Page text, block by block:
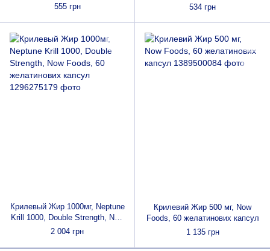
Omega 3-6-9, Mason Natural,
555 грн
Natural Factors, 90 гелевих
534 грн
Крилевый Жир 1000мг, Neptune
Krill 1000, Double Strength, Now
Foods, 60 желатинових капсул
2 004 грн
Крилевий Жир 500 мг, Now
Foods, 60 желатинових капсул
1 135 грн